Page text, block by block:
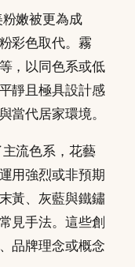
嫩被更為成
彩色取代。霧
，以同色系或低
靜且極具設計感
當代居家環境。
主流色系，花藝
用強烈或非預期
黃、灰藍與鐵鏽
見手法。這些創
品牌理念或概念